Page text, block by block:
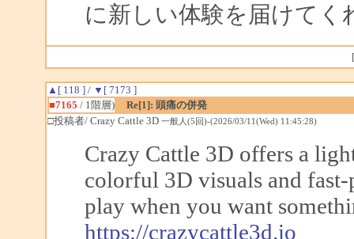
に新しい体験を届けてく
▲[ 118 ]/ ▼[ 7173 ]
■7165 / 1階層)
Re[1]: 頭痛の併発
□投稿者/ Crazy Cattle 3D 一般人(5回)-(2026/03/11(Wed) 11:45:28)
Crazy Cattle 3D offers a
colorful 3D visuals and fast-
play when you want
https://crazycattle3d.io